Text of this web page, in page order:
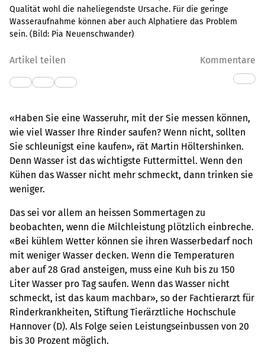
Qualität wohl die naheliegendste Ursache. Für die geringe
Wasseraufnahme können aber auch Alphatiere das Problem
sein. (Bild: Pia Neuenschwander)
Artikel teilen Kommentare
«Haben Sie eine Wasseruhr, mit der Sie messen können,
wie viel Wasser Ihre Rinder saufen? Wenn nicht, sollten
Sie schleunigst eine kaufen», rät Martin Höltershinken.
Denn Wasser ist das wichtigste Futtermittel. Wenn den
Kühen das Wasser nicht mehr schmeckt, dann trinken sie
weniger.
Das sei vor allem an heissen Sommertagen zu
beobachten, wenn die Milchleistung plötzlich einbreche.
«Bei kühlem Wetter können sie ihren Wasserbedarf noch
mit weniger Wasser decken. Wenn die Temperaturen
aber auf 28 Grad ansteigen, muss eine Kuh bis zu 150
Liter Wasser pro Tag saufen. Wenn das Wasser nicht
schmeckt, ist das kaum machbar», so der Fachtierarzt für
Rinderkrankheiten, Stiftung Tierärztliche Hochschule
Hannover (D). Als Folge seien ­Leistungseinbussen von 20
bis 30 Prozent möglich.